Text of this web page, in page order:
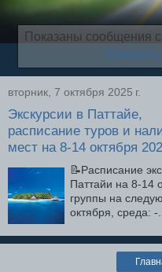
Показаны сообщения
вторник, 7 октября 2025 г.
Экскурсии в Паттайе,
расписание туров и
мест на 8-14 октября
📝Расписание
Паттайи на 8-14
группы на
октября, среда: -...